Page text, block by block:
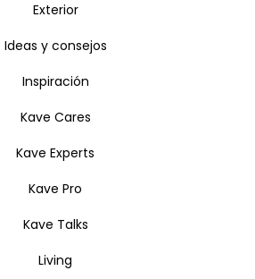
Exterior
Ideas y consejos
Inspiración
Kave Cares
Kave Experts
Kave Pro
Kave Talks
Living